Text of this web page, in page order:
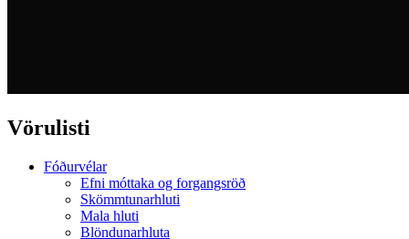
Vörulisti
Fóðurvélar
Efni móttaka og forgangsröð
Skömmtunarhluti
Mala hluti
Blöndunarhluta